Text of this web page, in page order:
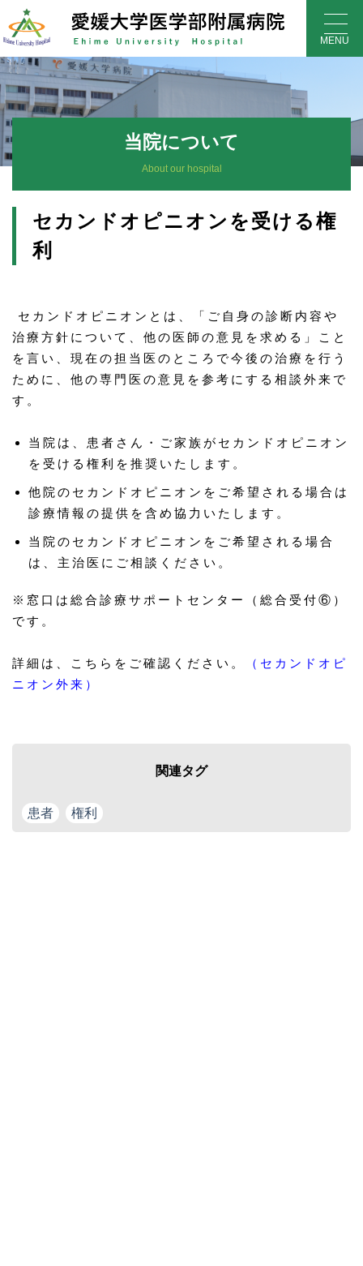
Skip
to
content
MENU
当院について
About our hospital
セカンドオピニオンを受ける権
利
セカンドオピニオンとは、「ご自身の診断内容や
治療方針について、他の医師の意見を求める」こと
を言い、現在の担当医のところで今後の治療を行う
ために、他の専門医の意見を参考にする相談外来で
す。
当院は、患者さん・ご家族がセカンドオピニオン
を受ける権利を推奨いたします。
他院のセカンドオピニオンをご希望される場合は
診療情報の提供を含め協力いたします。
当院のセカンドオピニオンをご希望される場合
は、主治医にご相談ください。
※窓口は総合診療サポートセンター（総合受付⑥）
です。
詳細は、こちらをご確認ください。
（セカンドオピ
ニオン外来）
関連タグ
患者 権利